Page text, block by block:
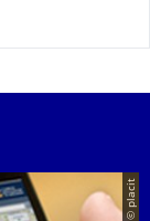
© placit